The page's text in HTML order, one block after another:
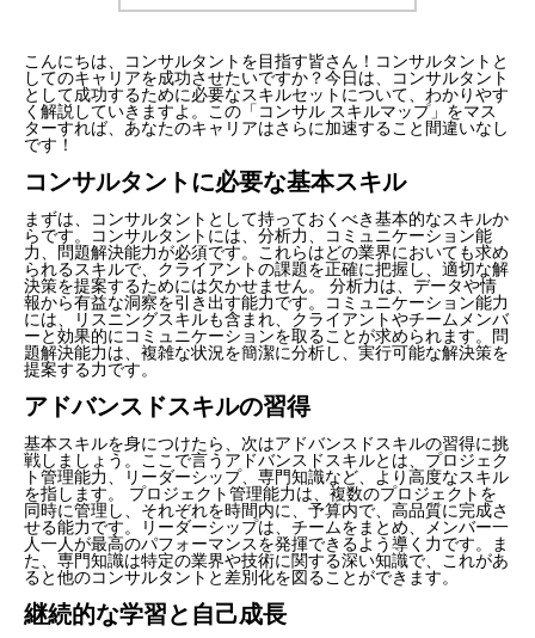
こんにちは、コンサルタントを目指す皆さん！コンサルタントと
してのキャリアを成功させたいですか？今日は、コンサルタント
として成功するために必要なスキルセットについて、わかりやす
く解説していきますよ。この「コンサル スキルマップ」をマス
ターすれば、あなたのキャリアはさらに加速すること間違いなし
です！
コンサルタントに必要な基本スキル
まずは、コンサルタントとして持っておくべき基本的なスキルか
らです。コンサルタントには、分析力、コミュニケーション能
力、問題解決能力が必須です。これらはどの業界においても求め
られるスキルで、クライアントの課題を正確に把握し、適切な解
決策を提案するためには欠かせません。 分析力は、データや情
報から有益な洞察を引き出す能力です。コミュニケーション能力
には、リスニングスキルも含まれ、クライアントやチームメンバ
ーと効果的にコミュニケーションを取ることが求められます。問
題解決能力は、複雑な状況を簡潔に分析し、実行可能な解決策を
提案する力です。
アドバンスドスキルの習得
基本スキルを身につけたら、次はアドバンスドスキルの習得に挑
戦しましょう。ここで言うアドバンスドスキルとは、プロジェク
ト管理能力、リーダーシップ、専門知識など、より高度なスキル
を指します。 プロジェクト管理能力は、複数のプロジェクトを
同時に管理し、それぞれを時間内に、予算内で、高品質に完成さ
せる能力です。リーダーシップは、チームをまとめ、メンバー一
人一人が最高のパフォーマンスを発揮できるよう導く力です。ま
た、専門知識は特定の業界や技術に関する深い知識で、これがあ
ると他のコンサルタントと差別化を図ることができます。
継続的な学習と自己成長